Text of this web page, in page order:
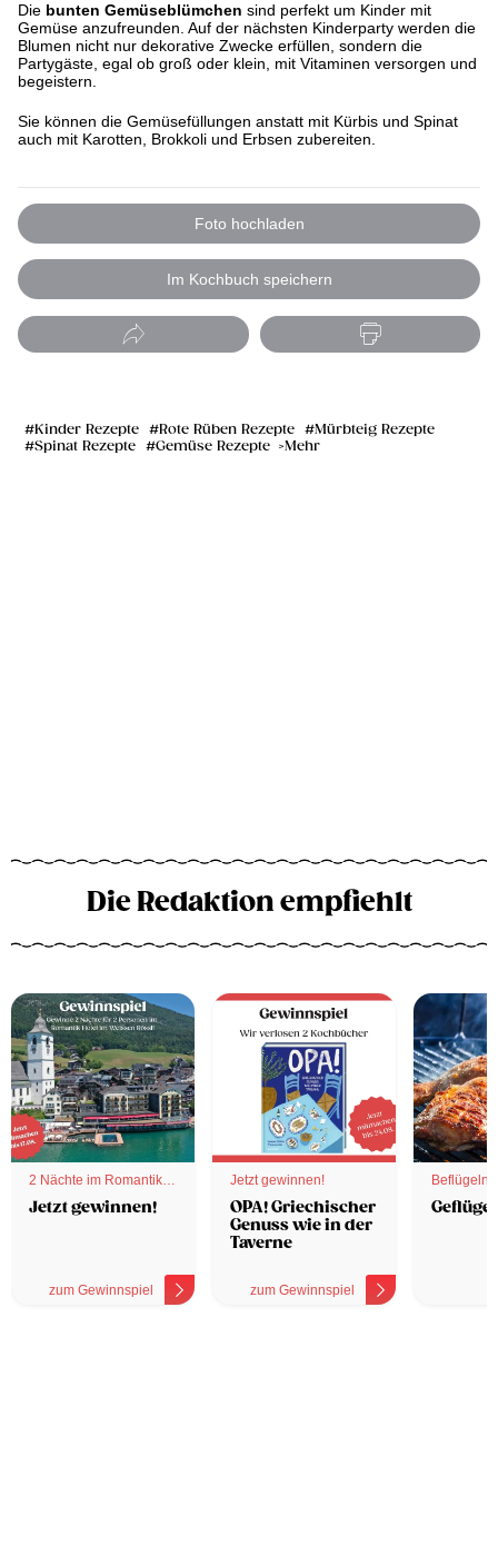
Die bunten Gemüseblümchen sind perfekt um Kinder mit
Gemüse anzufreunden. Auf der nächsten Kinderparty werden die
Blumen nicht nur dekorative Zwecke erfüllen, sondern die
Partygäste, egal ob groß oder klein, mit Vitaminen versorgen und
begeistern.
Sie können die Gemüsefüllungen anstatt mit Kürbis und Spinat
auch mit Karotten, Brokkoli und Erbsen zubereiten.
Foto hochladen
Im Kochbuch speichern
Kinder Rezepte Rote Rüben Rezepte
Mürbteig Rezepte
Spinat Rezepte
Gemüse Rezepte Mehr
Die Redaktion empfiehlt
2 Nächte im Romantik
Hotel
Jetzt gewinnen!
zum Gewinnspiel
Jetzt gewinnen!
OPA! Griechischer
Genuss wie in der
Taverne
zum Gewinnspiel